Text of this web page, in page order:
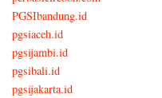
PGSIbandung.id
pgsiaceh.id
pgsijambi.id
pgsibali.id
pgsijakarta.id